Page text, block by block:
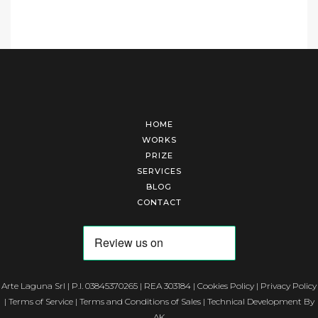
HOME
WORKS
PRIZE
SERVICES
BLOG
CONTACT
Arte Laguna Srl | P.I. 03845370265 | REA 303184 | Cookies Policy | Privacy Policy
| Terms of Service| Terms and Conditions of Sales| Technical Development By